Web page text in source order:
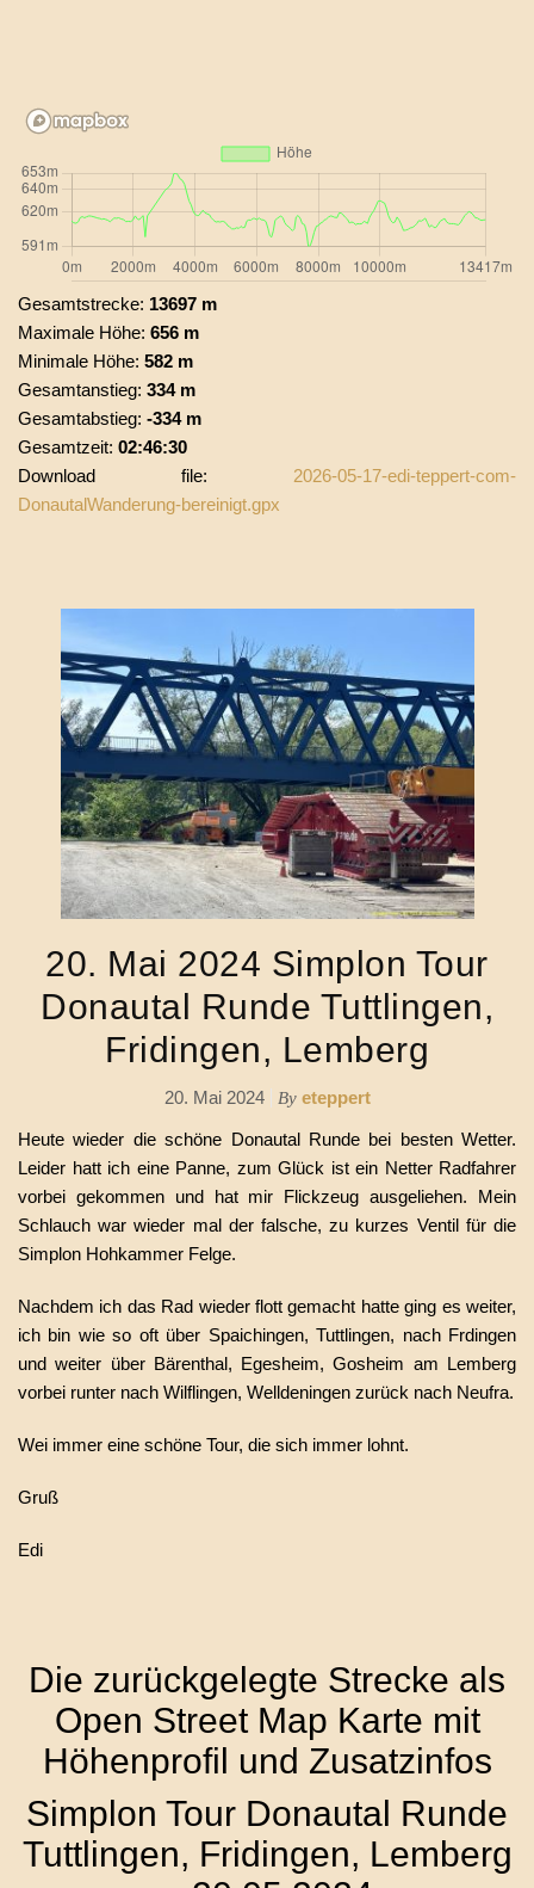
Gesamtstrecke: 13697 m
Maximale Höhe: 656 m
Minimale Höhe: 582 m
Gesamtanstieg: 334 m
Gesamtabstieg: -334 m
Gesamtzeit: 02:46:30
Download file: 2026-05-17-edi-teppert-com-
DonautalWanderung-bereinigt.gpx
20. Mai 2024 Simplon Tour
Donautal Runde Tuttlingen,
Fridingen, Lemberg
20. Mai 2024 By eteppert
Heute wieder die schöne Donautal Runde bei besten Wetter.
Leider hatt ich eine Panne, zum Glück ist ein Netter Radfahrer
vorbei gekommen und hat mir Flickzeug ausgeliehen. Mein
Schlauch war wieder mal der falsche, zu kurzes Ventil für die
Simplon Hohkammer Felge.
Nachdem ich das Rad wieder flott gemacht hatte ging es weiter,
ich bin wie so oft über Spaichingen, Tuttlingen, nach Frdingen
und weiter über Bärenthal, Egesheim, Gosheim am Lemberg
vorbei runter nach Wilflingen, Welldeningen zurück nach Neufra.
Wei immer eine schöne Tour, die sich immer lohnt.
Gruß
Edi
Die zurückgelegte Strecke als
Open Street Map Karte mit
Höhenprofil und Zusatzinfos
Simplon Tour Donautal Runde
Tuttlingen, Fridingen, Lemberg